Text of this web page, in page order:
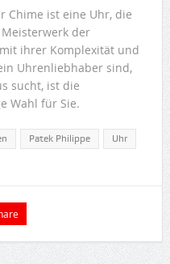
Chime ist eine Uhr, die
der
ihrer Komplexität und
Uhrenliebhaber sind,
sucht, ist die
Wahl für Sie.
Patek Philippe Uhr